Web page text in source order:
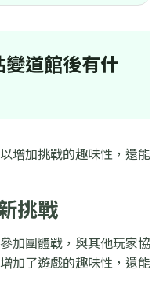
道館後有什
增加挑戰的趣味性，還能
挑戰
加團體戰，與其他玩家協
加了遊戲的趣味性，還能